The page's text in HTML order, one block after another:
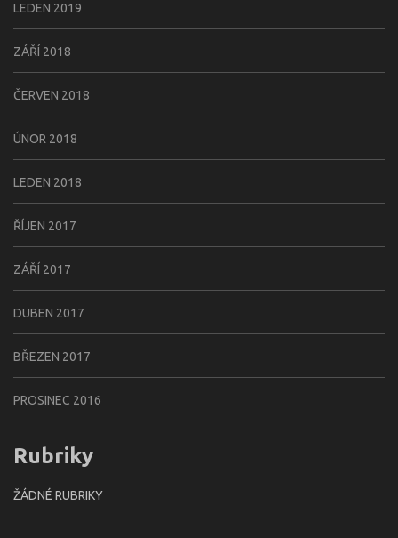
LEDEN 2019
ZÁŘÍ 2018
ČERVEN 2018
ÚNOR 2018
LEDEN 2018
ŘÍJEN 2017
ZÁŘÍ 2017
DUBEN 2017
BŘEZEN 2017
PROSINEC 2016
Rubriky
ŽÁDNÉ RUBRIKY